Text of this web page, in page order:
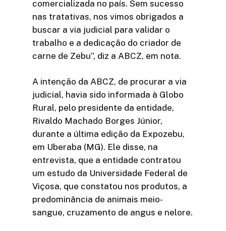
comercializada no país. Sem sucesso
nas tratativas, nos vimos obrigados a
buscar a via judicial para validar o
trabalho e a dedicação do criador de
carne de Zebu”, diz a ABCZ, em nota.
A intenção da ABCZ, de procurar a via
judicial, havia sido informada à Globo
Rural, pelo presidente da entidade,
Rivaldo Machado Borges Júnior,
durante a última edição da Expozebu,
em Uberaba (MG). Ele disse, na
entrevista, que a entidade contratou
um estudo da Universidade Federal de
Viçosa, que constatou nos produtos, a
predominância de animais meio-
sangue, cruzamento de angus e nelore.